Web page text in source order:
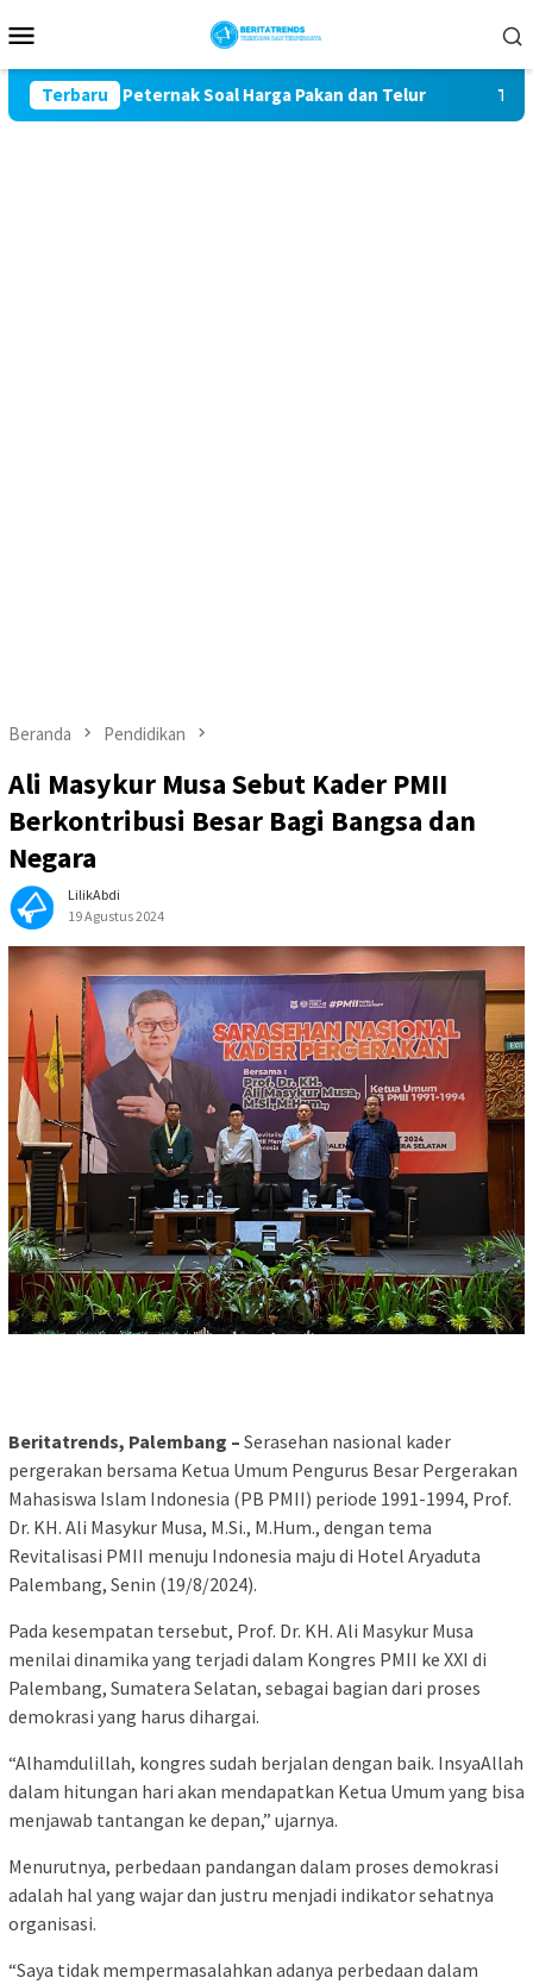
ke
Mobile
Terbaru
Peternak Soal Harga Pakan dan Telur TAK MAU
Beranda Pendidikan
Ali Masykur Musa Sebut Kader PMII
Berkontribusi Besar Bagi Bangsa dan
Negara
LilikAbdi
19 Agustus 2024
Beritatrends, Palembang – Serasehan nasional kader
pergerakan bersama Ketua Umum Pengurus Besar Pergerakan
Mahasiswa Islam Indonesia (PB PMII) periode 1991-1994, Prof.
Dr. KH. Ali Masykur Musa, M.Si., M.Hum., dengan tema
Revitalisasi PMII menuju Indonesia maju di Hotel Aryaduta
Palembang, Senin (19/8/2024).
Pada kesempatan tersebut, Prof. Dr. KH. Ali Masykur Musa
menilai dinamika yang terjadi dalam Kongres PMII ke XXI di
Palembang, Sumatera Selatan, sebagai bagian dari proses
demokrasi yang harus dihargai.
“Alhamdulillah, kongres sudah berjalan dengan baik. InsyaAllah
dalam hitungan hari akan mendapatkan Ketua Umum yang bisa
menjawab tantangan ke depan,” ujarnya.
Menurutnya, perbedaan pandangan dalam proses demokrasi
adalah hal yang wajar dan justru menjadi indikator sehatnya
organisasi.
“Saya tidak mempermasalahkan adanya perbedaan dalam